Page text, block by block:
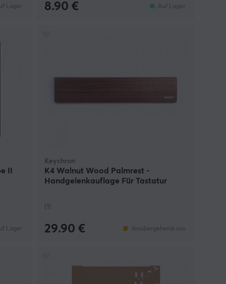
Lager 8.90 € Auf Lager
II
Lager
Keychron
K4 Walnut Wood Palmrest -
Handgelenkauflage Für Tastatur
(1)
29.90 € Vorübergehend aus